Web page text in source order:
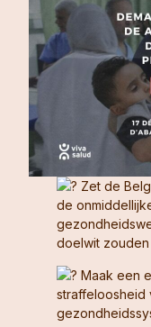
Zet de
de
doelwit zouden
Maak een
straffeloosheid